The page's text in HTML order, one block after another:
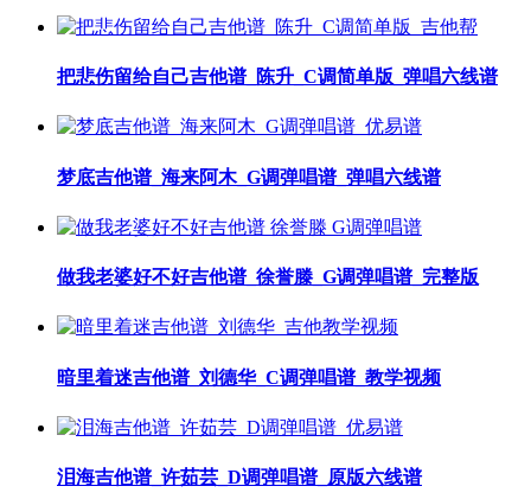
把悲伤留给自己吉他谱_陈升_C调简单版_弹唱六线谱
梦底吉他谱_海来阿木_G调弹唱谱_弹唱六线谱
做我老婆好不好吉他谱_徐誉滕_G调弹唱谱_完整版
暗里着迷吉他谱_刘德华_C调弹唱谱_教学视频
泪海吉他谱_许茹芸_D调弹唱谱_原版六线谱